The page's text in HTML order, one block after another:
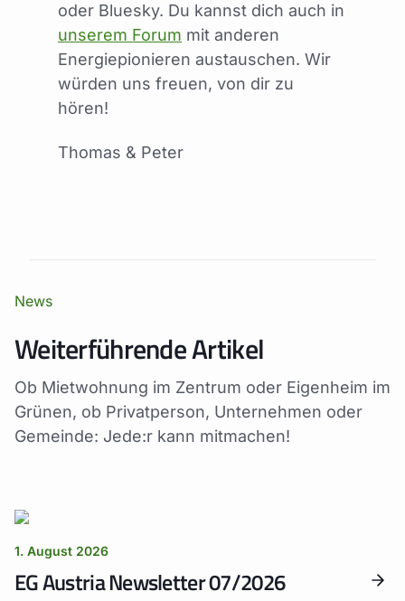
oder Bluesky. Du kannst dich auch in
unserem Forum mit anderen
Energiepionieren austauschen. Wir
würden uns freuen, von dir zu
hören!
Thomas & Peter
News
Weiterführende Artikel
Ob Mietwohnung im Zentrum oder Eigenheim im
Grünen, ob Privatperson, Unternehmen oder
Gemeinde: Jede:r kann mitmachen!
1. August 2026
EG Austria Newsletter 07/2026